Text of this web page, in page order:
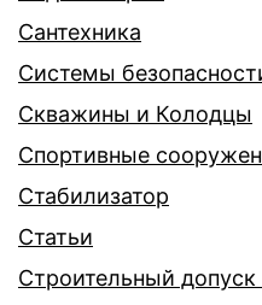
Сантехника
Системы
Скважины и Колодцы
Спортивные
Стабилизатор
Статьи
Строительный